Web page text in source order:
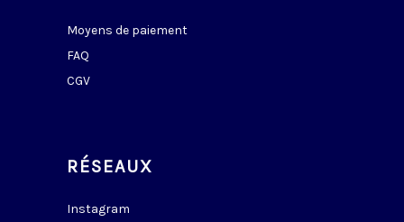
Moyens de paiement
FAQ
CGV
RÉSEAUX
Instagram